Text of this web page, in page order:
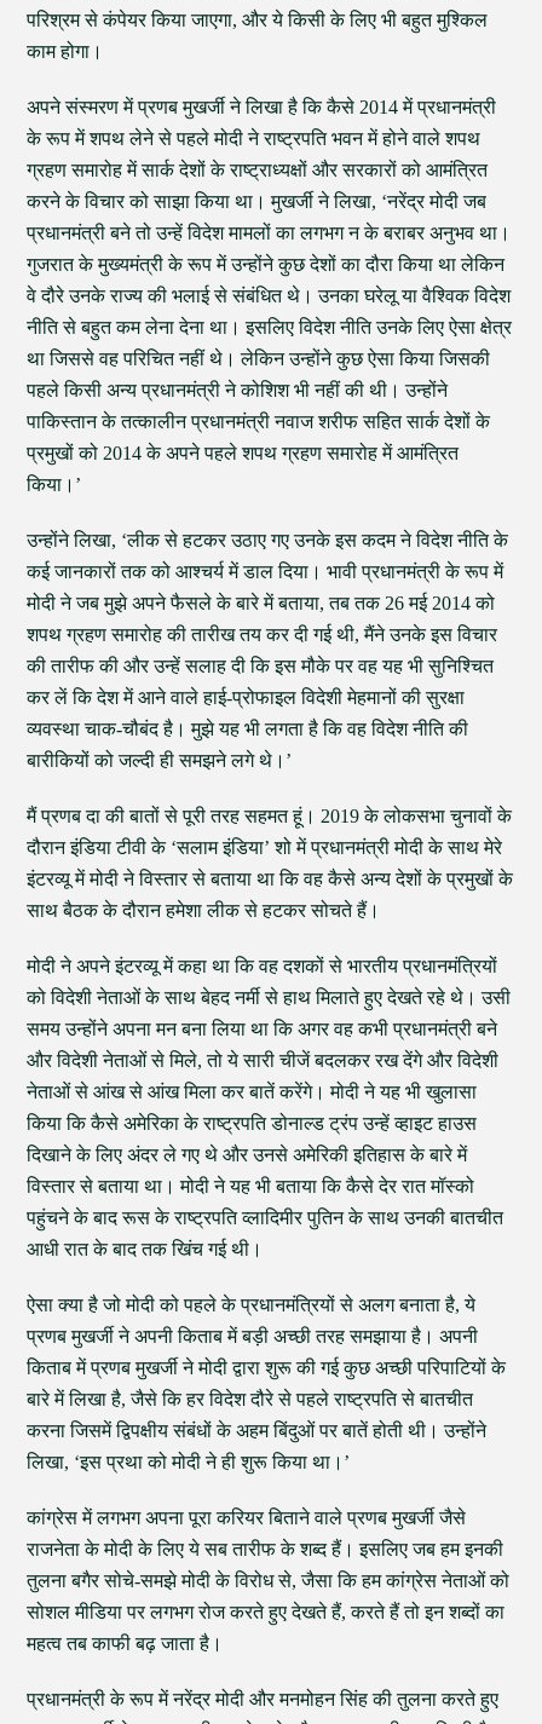
परिश्रम से कंपेयर किया जाएगा, और ये किसी के लिए भी बहुत मुश्किल
काम होगा।
अपने संस्मरण में प्रणब मुखर्जी ने लिखा है कि कैसे 2014 में प्रधानमंत्री
के रूप में शपथ लेने से पहले मोदी ने राष्ट्रपति भवन में होने वाले शपथ
ग्रहण समारोह में सार्क देशों के राष्ट्राध्यक्षों और सरकारों को आमंत्रित
करने के विचार को साझा किया था। मुखर्जी ने लिखा, ‘नरेंद्र मोदी जब
प्रधानमंत्री बने तो उन्हें विदेश मामलों का लगभग न के बराबर अनुभव था।
गुजरात के मुख्यमंत्री के रूप में उन्होंने कुछ देशों का दौरा किया था लेकिन
वे दौरे उनके राज्य की भलाई से संबंधित थे। उनका घरेलू या वैश्विक विदेश
नीति से बहुत कम लेना देना था। इसलिए विदेश नीति उनके लिए ऐसा क्षेत्र
था जिससे वह परिचित नहीं थे। लेकिन उन्होंने कुछ ऐसा किया जिसकी
पहले किसी अन्य प्रधानमंत्री ने कोशिश भी नहीं की थी। उन्होंने
पाकिस्तान के तत्कालीन प्रधानमंत्री नवाज शरीफ सहित सार्क देशों के
प्रमुखों को 2014 के अपने पहले शपथ ग्रहण समारोह में आमंत्रित
किया।’
उन्होंने लिखा, ‘लीक से हटकर उठाए गए उनके इस कदम ने विदेश नीति के
कई जानकारों तक को आश्चर्य में डाल दिया। भावी प्रधानमंत्री के रूप में
मोदी ने जब मुझे अपने फैसले के बारे में बताया, तब तक 26 मई 2014 को
शपथ ग्रहण समारोह की तारीख तय कर दी गई थी, मैंने उनके इस विचार
की तारीफ की और उन्हें सलाह दी कि इस मौके पर वह यह भी सुनिश्चित
कर लें कि देश में आने वाले हाई-प्रोफाइल विदेशी मेहमानों की सुरक्षा
व्यवस्था चाक-चौबंद है। मुझे यह भी लगता है कि वह विदेश नीति की
बारीकियों को जल्दी ही समझने लगे थे।’
मैं प्रणब दा की बातों से पूरी तरह सहमत हूं। 2019 के लोकसभा चुनावों के
दौरान इंडिया टीवी के ‘सलाम इंडिया’ शो में प्रधानमंत्री मोदी के साथ मेरे
इंटरव्यू में मोदी ने विस्तार से बताया था कि वह कैसे अन्य देशों के प्रमुखों के
साथ बैठक के दौरान हमेशा लीक से हटकर सोचते हैं।
मोदी ने अपने इंटरव्यू में कहा था कि वह दशकों से भारतीय प्रधानमंत्रियों
को विदेशी नेताओं के साथ बेहद नर्मी से हाथ मिलाते हुए देखते रहे थे। उसी
समय उन्होंने अपना मन बना लिया था कि अगर वह कभी प्रधानमंत्री बने
और विदेशी नेताओं से मिले, तो ये सारी चीजें बदलकर रख देंगे और विदेशी
नेताओं से आंख से आंख मिला कर बातें करेंगे। मोदी ने यह भी खुलासा
किया कि कैसे अमेरिका के राष्ट्रपति डोनाल्ड ट्रंप उन्हें व्हाइट हाउस
दिखाने के लिए अंदर ले गए थे और उनसे अमेरिकी इतिहास के बारे में
विस्तार से बताया था। मोदी ने यह भी बताया कि कैसे देर रात मॉस्को
पहुंचने के बाद रूस के राष्ट्रपति व्लादिमीर पुतिन के साथ उनकी बातचीत
आधी रात के बाद तक खिंच गई थी।
ऐसा क्या है जो मोदी को पहले के प्रधानमंत्रियों से अलग बनाता है, ये
प्रणब मुखर्जी ने अपनी किताब में बड़ी अच्छी तरह समझाया है। अपनी
किताब में प्रणब मुखर्जी ने मोदी द्वारा शुरू की गई कुछ अच्छी परिपाटियों के
बारे में लिखा है, जैसे कि हर विदेश दौरे से पहले राष्ट्रपति से बातचीत
करना जिसमें द्विपक्षीय संबंधों के अहम बिंदुओं पर बातें होती थी। उन्होंने
लिखा, ‘इस प्रथा को मोदी ने ही शुरू किया था।’
कांग्रेस में लगभग अपना पूरा करियर बिताने वाले प्रणब मुखर्जी जैसे
राजनेता के मोदी के लिए ये सब तारीफ के शब्द हैं। इसलिए जब हम इनकी
तुलना बगैर सोचे-समझे मोदी के विरोध से, जैसा कि हम कांग्रेस नेताओं को
सोशल मीडिया पर लगभग रोज करते हुए देखते हैं, करते हैं तो इन शब्दों का
महत्व तब काफी बढ़ जाता है।
प्रधानमंत्री के रूप में नरेंद्र मोदी और मनमोहन सिंह की तुलना करते हुए